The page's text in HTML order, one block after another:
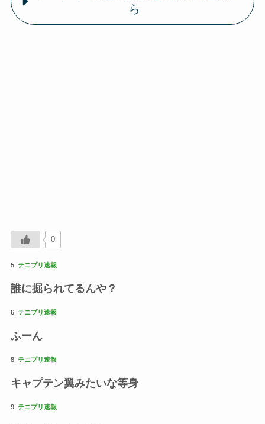
ら
0
5: テニプリ速報
誰に掘られてるんや？
6: テニプリ速報
ふーん
8: テニプリ速報
キャプテン翼みたいな等身
9: テニプリ速報